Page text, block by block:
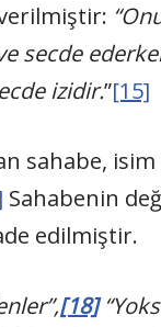
secde
izidir.”[15]
sahabe, isim
Sahabenin
edilmiştir.
[18]